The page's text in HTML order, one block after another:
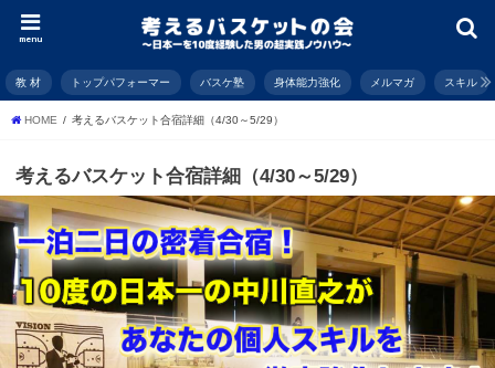
menu
教 材 トップパフォーマー バスケ塾 身体能力強化 メルマガ スキル
HOME 考えるバスケット合宿詳細（4/30～5/29）
考えるバスケット合宿詳細（4/30～5/29）